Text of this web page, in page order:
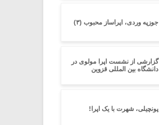
جوزپه وردی، اپراساز محبوب (۳)
گزارشی از نشست اپرا مولوی در
دانشگاه بین المللی قزوین
پونچیلی، شهرت با یک اپرا!